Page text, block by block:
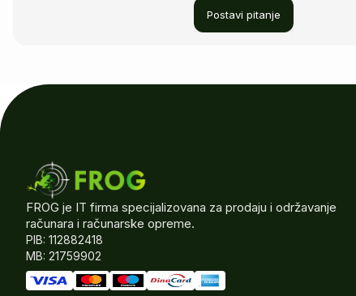
Postavi pitanje
FROG je IT firma specijalizovana za prodaju i održavanje
računara i računarske opreme.
PIB: 112882418
MB: 21759902